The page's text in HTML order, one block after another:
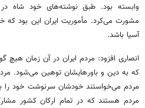
وابسته بود. طبق نوشته‌های خود شاه در
مشورت می‌کرد. مأموریت ایران این بود
آسیا باشد.
انصاری افزود: مردم ایران در آن زمان هیچ
که به دین و باورهایشان توهین می‌شود.
مردم می‌خواستند خودشان سرنوشت خود را
مردم هستند که در تمام ارکان کشور